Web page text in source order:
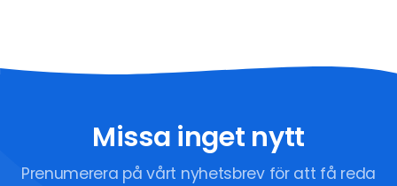
Missa inget nytt
Prenumerera på vårt nyhetsbrev för att få reda